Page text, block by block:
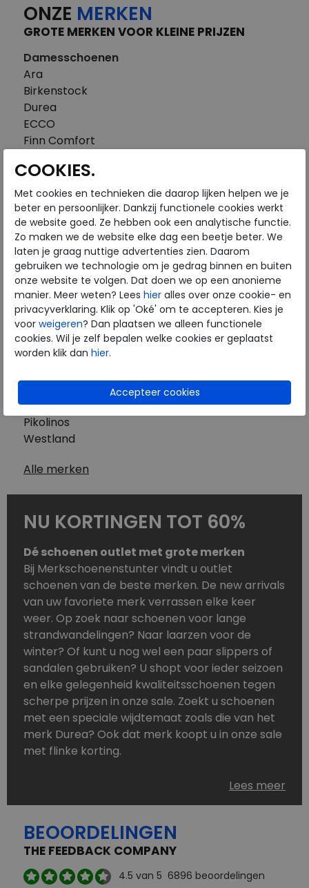
ONZE MERKEN
GROTE MERKEN VOOR KLEINE PRIJZEN
Damesschoenen
Ara
Birkenstock
Durea
ECCO
Finn Comfort
Gabor
Piedi Nudi
Pikolinos
Solidus
Think
Waldlaufer
Westland
Wolky
Herenschoenen
Australian
Birkenstock
Clarks
Mephisto
Pikolinos
Westland
Alle merken
NU KORTINGEN TOT 60%
Dé schoenen outlet met grote merken
Bij Merkschoenenstunter vindt u outlet
schoenen van de beste merken. De new arrivals
van uw favoriete merk verrassen elke keer
weer. Op zoek naar schoenen voor lange
strandwandelingen? Naar laarzen voor de
winter? Of kunt u nog wel een paar slippers of
sandalen gebruiken? U shopt voor ieder seizoen
en elke gelegenheid kwaliteitsschoenen tegen
scherpe prijzen in onze sale. Zoekt u schoenen
met een speciale wijdtemaat zoals die van het
merk Durea? Ook dat merk koopt u in onze sale
met flinke korting.
Schoenen heeft u nooit genoeg. Goedkope
schoenen, maar dus wel van topmerken,
aanbod is zo compleet dat u altijd wel een
passend paar vindt.
Welke schoenmerken vindt u in onze online
Lees meer
BEOORDELINGEN
THE FEEDBACK COMPANY
4.5 van 5 6896 beoordelingen
COOKIES.
Met cookies en technieken die daarop lijken helpen we je
beter en persoonlijker. Dankzij functionele cookies werkt
de website goed. Ze hebben ook een analytische functie.
Zo maken we de website elke dag een beetje beter. We
laten je graag nuttige advertenties zien. Daarom
gebruiken we technologie om je gedrag binnen en buiten
onze website te volgen. Dat doen we op een anonieme
manier. Meer weten? Lees hier alles over onze cookie- en
privacyverklaring. Klik op 'Oké' om te accepteren. Kies je
voor weigeren? Dan plaatsen we alleen functionele
cookies. Wil je zelf bepalen welke cookies er geplaatst
worden klik dan hier.